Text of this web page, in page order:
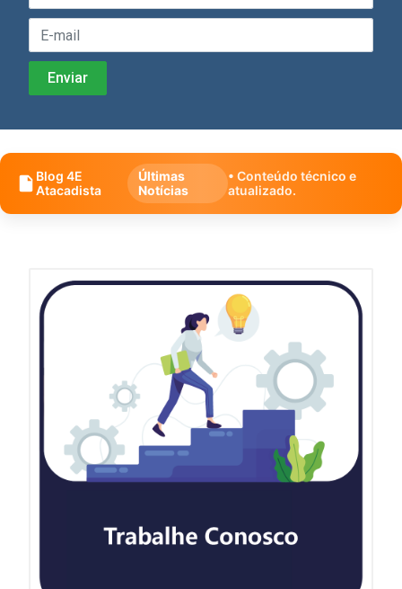
Blog 4E
Atacadista
Últimas
Notícias
• Conteúdo técnico e
atualizado.